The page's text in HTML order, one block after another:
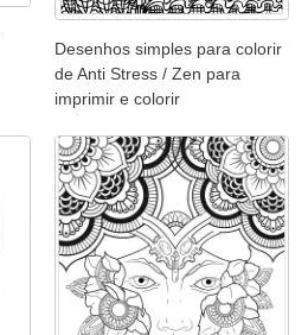
Desenhos simples para colorir
de Anti Stress / Zen para
imprimir e colorir